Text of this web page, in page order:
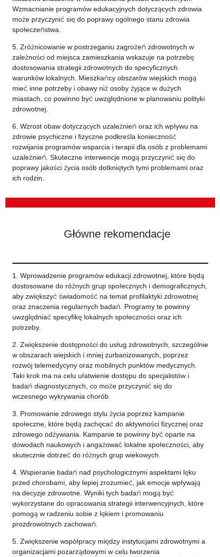
Wzmacnianie programów edukacyjnych dotyczących zdrowia
może przyczynić się do poprawy ogólnego stanu zdrowia
społeczeństwa.
5. Zróżnicowanie w postrzeganiu zagrożeń zdrowotnych w
zależności od miejsca zamieszkania wskazuje na potrzebę
dostosowania strategii zdrowotnych do specyficznych
warunków lokalnych. Mieszkańcy obszarów wiejskich mogą
mieć inne potrzeby i obawy niż osoby żyjące w dużych
miastach, co powinno być uwzględnione w planowaniu polityki
zdrowotnej.
6. Wzrost obaw dotyczących uzależnień oraz ich wpływu na
zdrowie psychiczne i fizyczne podkreśla konieczność
rozwijania programów wsparcia i terapii dla osób z problemami
uzależnień. Skuteczne interwencje mogą przyczynić się do
poprawy jakości życia osób dotkniętych tymi problemami oraz
ich rodzin.
Główne rekomendacje
1. Wprowadzenie programów edukacji zdrowotnej, które będą
dostosowane do różnych grup społecznych i demograficznych,
aby zwiększyć świadomość na temat profilaktyki zdrowotnej
oraz znaczenia regularnych badań. Programy te powinny
uwzględniać specyfikę lokalnych społeczności oraz ich
potrzeby.
2. Zwiększenie dostępności do usług zdrowotnych, szczególnie
w obszarach wiejskich i mniej zurbanizowanych, poprzez
rozwój telemedycyny oraz mobilnych punktów medycznych.
Taki krok ma na celu ułatwienie dostępu do specjalistów i
badań diagnostycznych, co może przyczynić się do
wczesnego wykrywania chorób.
3. Promowanie zdrowego stylu życia poprzez kampanie
społeczne, które będą zachęcać do aktywności fizycznej oraz
zdrowego odżywiania. Kampanie te powinny być oparte na
dowodach naukowych i angażować lokalne społeczności, aby
skutecznie dotrzeć do różnych grup wiekowych.
4. Wspieranie badań nad psychologicznymi aspektami lęku
przed chorobami, aby lepiej zrozumieć, jak emocje wpływają
na decyzje zdrowotne. Wyniki tych badań mogą być
wykorzystane do opracowania strategii interwencyjnych, które
pomogą w radzeniu sobie z lękiem i promowaniu
prozdrowotnych zachowań.
5. Zwiększenie współpracy między instytucjami zdrowotnymi a
organizacjami pozarządowymi w celu tworzenia